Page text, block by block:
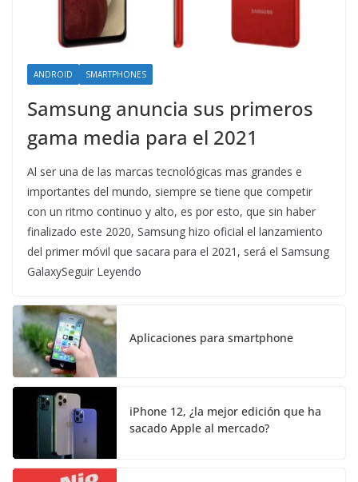
ANDROID SMARTPHONES
Samsung anuncia sus primeros
gama media para el 2021
Al ser una de las marcas tecnológicas mas grandes e
importantes del mundo, siempre se tiene que competir
con un ritmo continuo y alto, es por esto, que sin haber
finalizado este 2020, Samsung hizo oficial el lanzamiento
del primer móvil que sacara para el 2021, será el Samsung
GalaxySeguir Leyendo
Aplicaciones para smartphone
iPhone 12, ¿la mejor edición que ha
sacado Apple al mercado?